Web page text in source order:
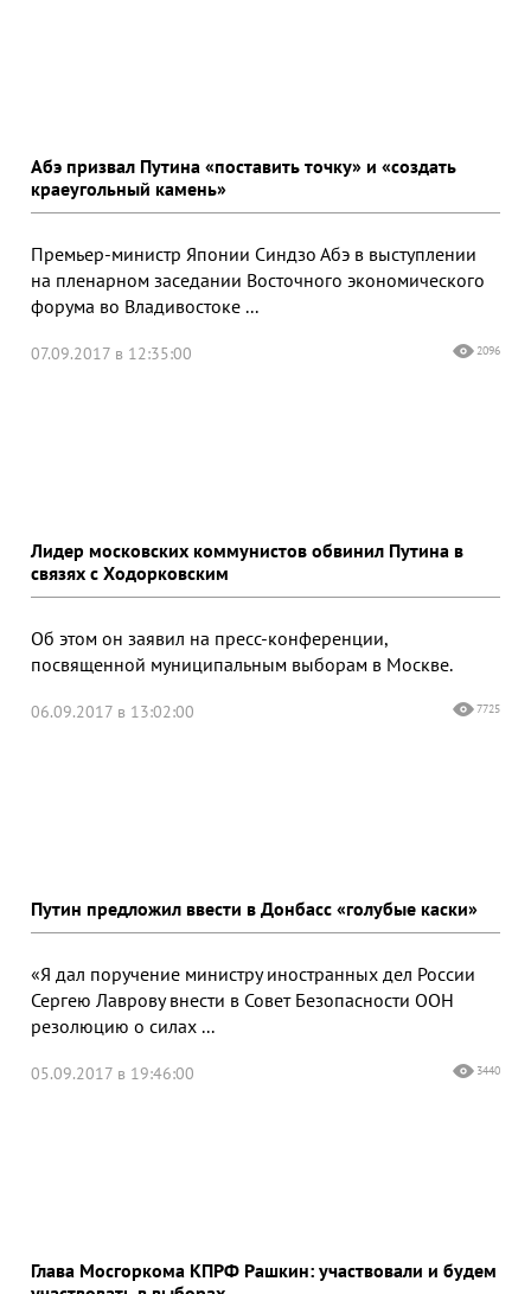
Абэ призвал Путина «поставить точку» и «создать
краеугольный камень»
Премьер-министр Японии Синдзо Абэ в выступлении
на пленарном заседании Восточного экономического
форума во Владивостоке ...
07.09.2017 в 12:35:00 2096
Лидер московских коммунистов обвинил Путина в
связях с Ходорковским
Об этом он заявил на пресс-конференции,
посвященной муниципальным выборам в Москве.
06.09.2017 в 13:02:00 7725
Путин предложил ввести в Донбасс «голубые каски»
«Я дал поручение министру иностранных дел России
Сергею Лаврову внести в Совет Безопасности ООН
резолюцию о силах ...
05.09.2017 в 19:46:00 3440
Глава Мосгоркома КПРФ Рашкин: участвовали и будем